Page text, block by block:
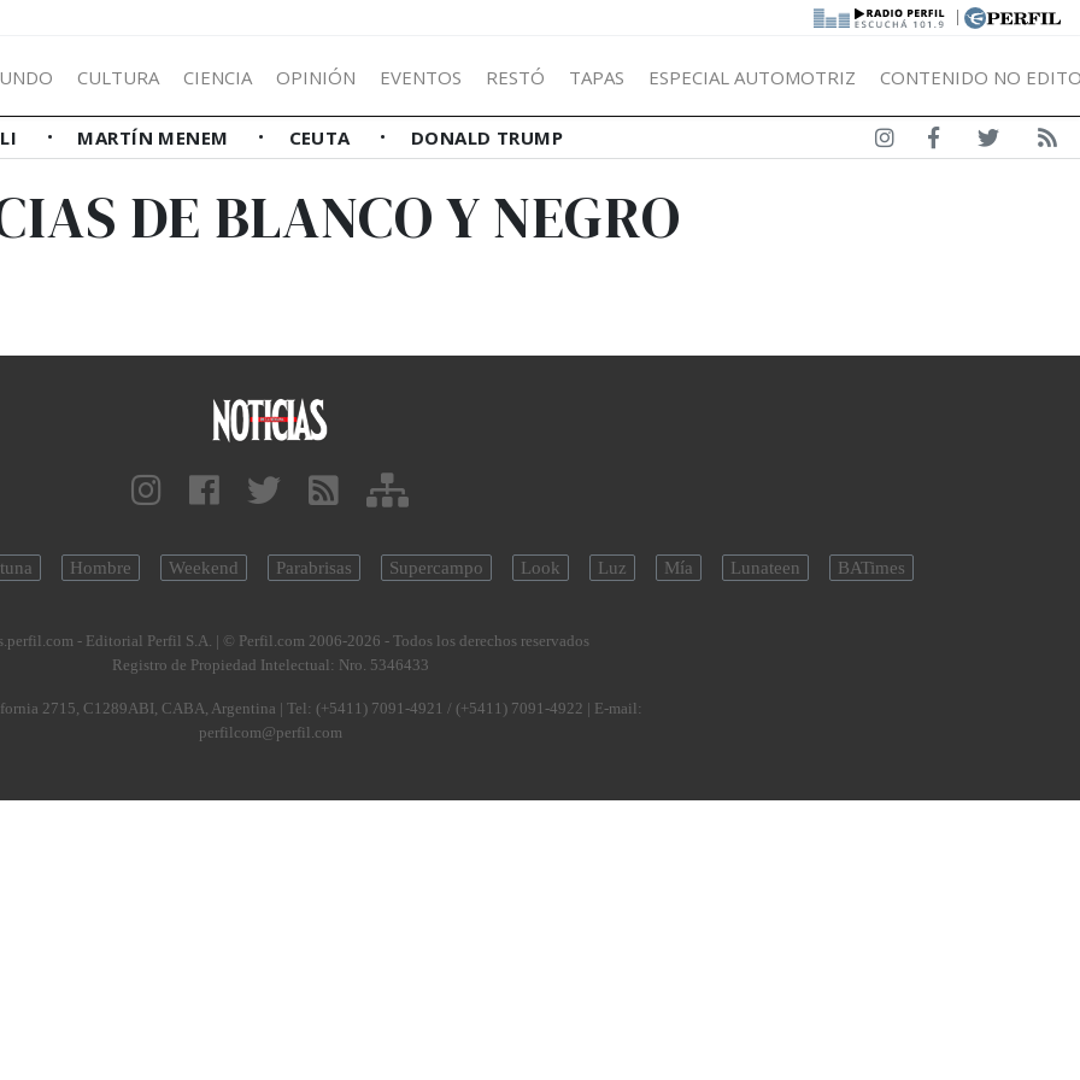
|
CULTURA CIENCIA OPINIÓN EVENTOS RESTÓ TAPAS ESPECIAL AUTOMOTRIZ CONTENIDO NO
MARTÍN MENEM CEUTA DONALD TRUMP
DE BLANCO Y NEGRO
Hombre Weekend Parabrisas Supercampo Look Luz Mía Lunateen BATimes
- Editorial Perfil S.A. | © Perfil.com 2006-2026 - Todos los derechos reservados
Registro de Propiedad Intelectual: Nro. 5346433
2715, C1289ABI, CABA, Argentina | Tel: (+5411) 7091-4921 / (+5411) 7091-4922 | E-mail:
perfilcom@perfil.com